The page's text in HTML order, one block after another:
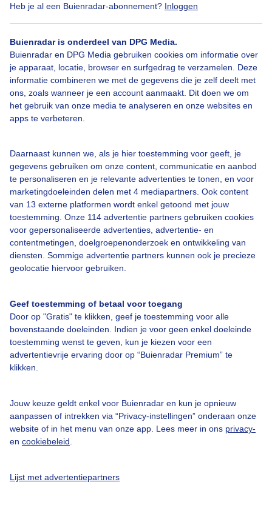
Heb je al een Buienradar-abonnement? Inloggen
Buienradar is onderdeel van DPG Media.
Buienradar en DPG Media gebruiken cookies om informatie over
je apparaat, locatie, browser en surfgedrag te verzamelen. Deze
informatie combineren we met de gegevens die je zelf deelt met
ons, zoals wanneer je een account aanmaakt. Dit doen we om
het gebruik van onze media te analyseren en onze websites en
apps te verbeteren.
Daarnaast kunnen we, als je hier toestemming voor geeft, je
gegevens gebruiken om onze content, communicatie en aanbod
te personaliseren en je relevante advertenties te tonen, en voor
marketingdoeleinden delen met 4 mediapartners. Ook content
van 13 externe platformen wordt enkel getoond met jouw
toestemming. Onze 114 advertentie partners gebruiken cookies
voor gepersonaliseerde advertenties, advertentie- en
contentmetingen, doelgroepenonderzoek en ontwikkeling van
diensten. Sommige advertentie partners kunnen ook je precieze
geolocatie hiervoor gebruiken.
Geef toestemming of betaal voor toegang
Door op "Gratis" te klikken, geef je toestemming voor alle
bovenstaande doeleinden. Indien je voor geen enkel doeleinde
toestemming wenst te geven, kun je kiezen voor een
advertentievrije ervaring door op “Buienradar Premium” te
klikken.
Jouw keuze geldt enkel voor Buienradar en kun je opnieuw
aanpassen of intrekken via “Privacy-instellingen” onderaan onze
website of in het menu van onze app. Lees meer in ons privacy-
en cookiebeleid
Lijst met advertentiepartners
Grijze Lucht Mist Nevelig Vorst
Spoorwegovergang Spoorweg Trein Sprinter
Bekijk slideshow
Een moment geduld aub...
Bedrijfsgegevens
Veelgestelde vragen
Contact
Gebruikersvoorwaarden
Adverteren
Buienradar Team